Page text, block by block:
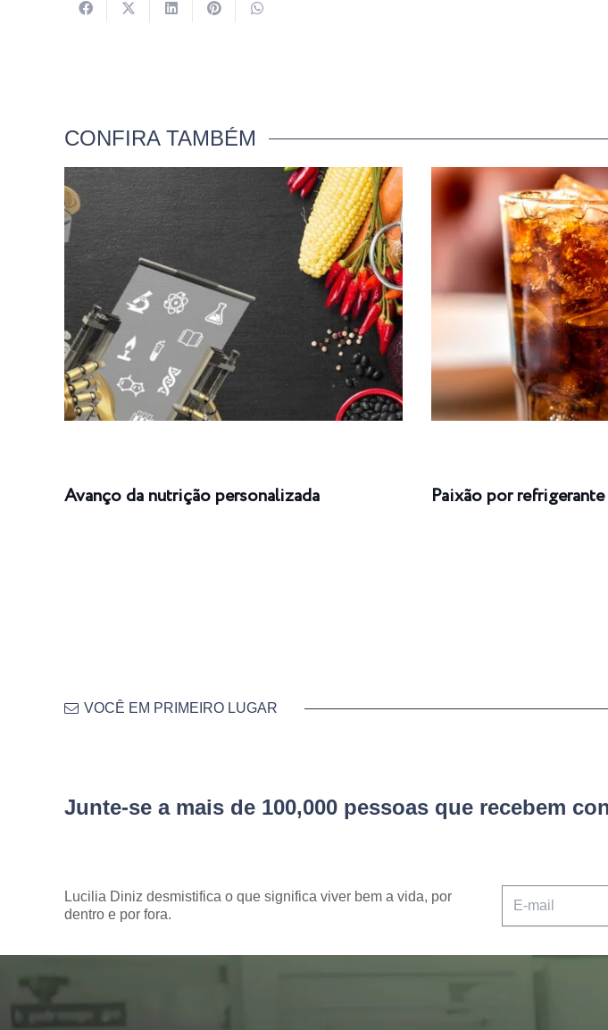
CONFIRA TAMBÉM
Avanço da nutrição personalizada Paixão por refrigerante
VOCÊ EM PRIMEIRO LUGAR
Junte-se a mais de 100,000 pessoas que recebem
Lucilia Diniz desmistifica o que significa viver bem a vida, por
dentro e por fora.